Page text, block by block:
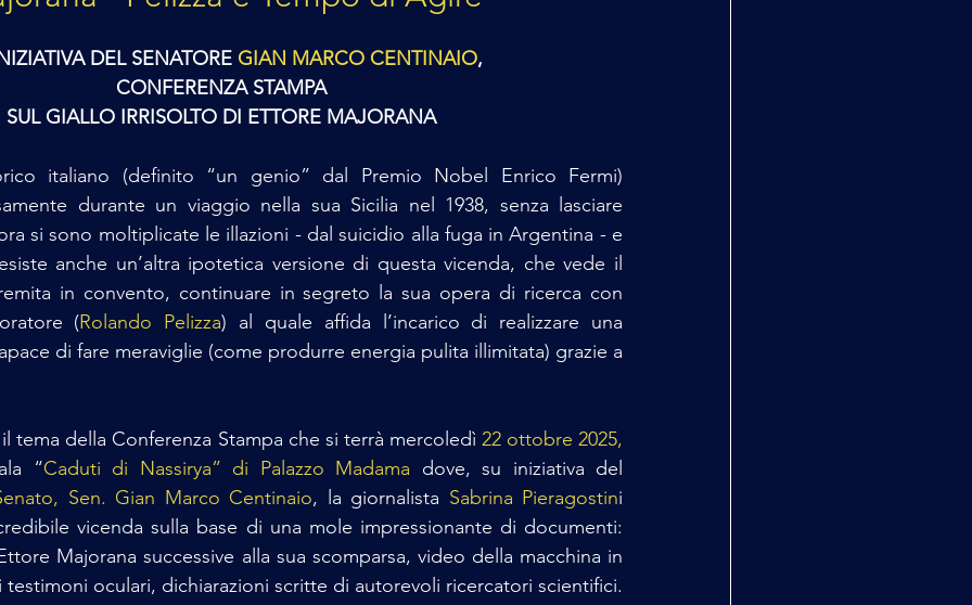
DEL SENATORE GIAN MARCO CENTINAIO,
CONFERENZA STAMPA
SUL GIALLO IRRISOLTO DI ETTORE MAJORANA
italiano (definito “un genio” dal Premio Nobel Enrico Fermi)
durante un viaggio nella sua Sicilia nel 1938, senza lasciare
si sono moltiplicate le illazioni - dal suicidio alla fuga in Argentina - e
anche un’altra ipotetica versione di questa vicenda, che vede il
in convento, continuare in segreto la sua opera di ricerca con
(Rolando Pelizza) al quale affida l’incarico di realizzare una
di fare meraviglie (come produrre energia pulita illimitata) grazie a
tema della Conferenza Stampa che si terrà mercoledì 22 ottobre 2025,
“Caduti di Nassirya” di Palazzo Madama
Sen. Gian Marco Centinaio, la giornalista Sabrina Pieragostini
vicenda sulla base di una mole impressionante di documenti:
Majorana successive alla sua scomparsa, video della macchina in
testimoni oculari, dichiarazioni scritte di autorevoli ricercatori scientifici.